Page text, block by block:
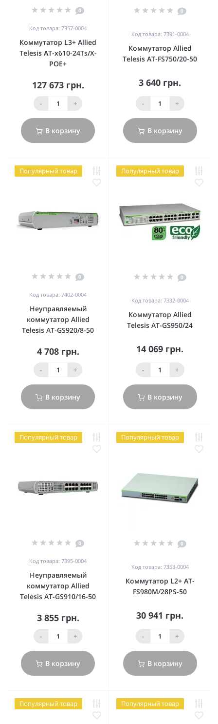
0
Код товара: 7357-0004
Коммутатор L3+ Allied
Telesis AT-x610-24Ts/X-
POE+
127 673 грн.
- +
В корзину
0
Код товара: 7391-0004
Коммутатор Allied
Telesis AT-FS750/20-50
3 640 грн.
- +
В корзину
Популярный товар
0
Код товара: 7402-0004
Неуправляемый
коммутатор Allied
Telesis AT-GS920/8-50
4 708 грн.
- +
В корзину
Популярный товар
0
Код товара: 7332-0004
Коммутатор Allied
Telesis AT-GS950/24
14 069 грн.
- +
В корзину
Популярный товар
0
Код товара: 7395-0004
Неуправляемый
коммутатор Allied
Telesis AT-GS910/16-50
3 855 грн.
- +
В корзину
Популярный товар
0
Код товара: 7353-0004
Коммутатор L2+ AT-
FS980M/28PS-50
30 941 грн.
- +
В корзину
Популярный товар Популярный товар